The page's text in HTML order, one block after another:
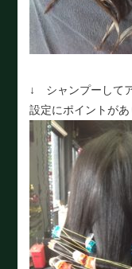
↓ シャンプーして
設定にポイントがあ